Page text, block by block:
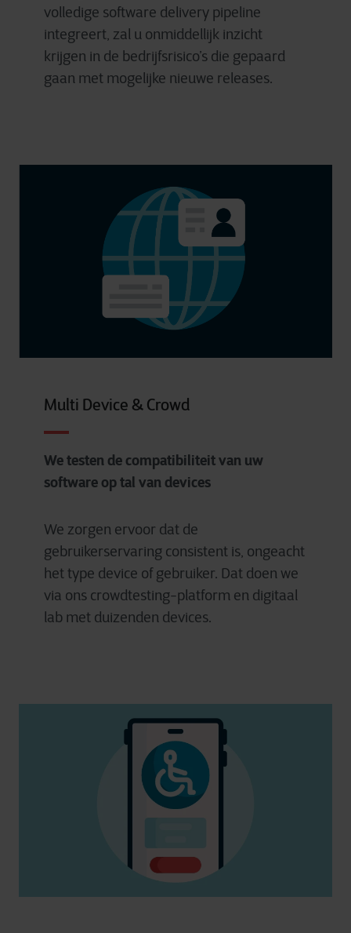
volledige software delivery pipeline
integreert, zal u onmiddellijk inzicht
krijgen in de bedrijfsrisico’s die gepaard
gaan met mogelijke nieuwe releases.
Multi Device & Crowd
We testen de compatibiliteit van uw
software op tal van devices
We zorgen ervoor dat de
gebruikerservaring consistent is, ongeacht
het type device of gebruiker. Dat doen we
via ons crowdtesting-platform en digitaal
lab met duizenden devices.